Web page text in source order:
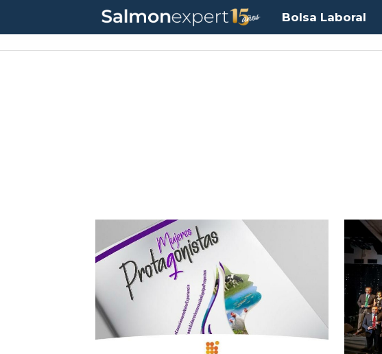
Bolsa Laboral
Tag: